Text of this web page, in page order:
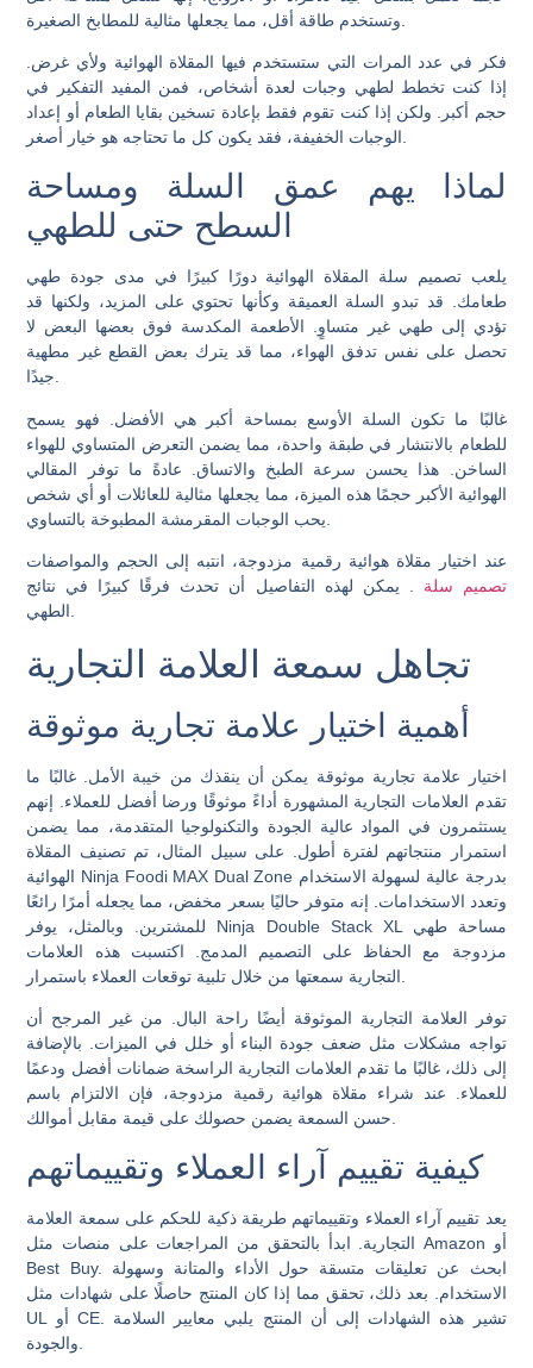
فكر في عدد المرات التي ستستخدم فيها المقلاة الهوائية ولأي غرض.
إذا كنت تخطط لطهي وجبات لعدة أشخاص، فمن المفيد التفكير في
حجم أكبر. ولكن إذا كنت تقوم فقط بإعادة تسخين بقايا الطعام أو إعداد
لماذا يهم عمق السلة ومساحة
السطح حتى للطهي
يلعب تصميم سلة المقلاة الهوائية دورًا كبيرًا في مدى جودة طهي
طعامك. قد تبدو السلة العميقة وكأنها تحتوي على المزيد، ولكنها قد
تؤدي إلى طهي غير متساوٍ. الأطعمة المكدسة فوق بعضها البعض لا
تحصل على نفس تدفق الهواء، مما قد يترك بعض القطع غير مطهية
جيدًا.
غالبًا ما تكون السلة الأوسع بمساحة أكبر هي الأفضل. فهو يسمح
للطعام بالانتشار في طبقة واحدة، مما يضمن التعرض المتساوي للهواء
الساخن. هذا يحسن سرعة الطبخ والاتساق. عادةً ما توفر المقالي
الهوائية الأكبر حجمًا هذه الميزة، مما يجعلها مثالية للعائلات أو أي شخص
عند اختيار مقلاة هوائية رقمية مزدوجة، انتبه إلى الحجم والمواصفات
تصميم سلة . يمكن لهذه التفاصيل أن تحدث فرقًا كبيرًا في نتائج
الطهي.
تجاهل سمعة العلامة التجارية
أهمية اختيار علامة تجارية موثوقة
اختيار علامة تجارية موثوقة يمكن أن ينقذك من خيبة الأمل. غالبًا ما
تقدم العلامات التجارية المشهورة أداءً موثوقًا ورضا أفضل للعملاء. إنهم
يستثمرون في المواد عالية الجودة والتكنولوجيا المتقدمة، مما يضمن
استمرار منتجاتهم لفترة أطول. على سبيل المثال، تم تصنيف المقلاة
الهوائية Ninja Foodi MAX Dual Zone بدرجة عالية لسهولة الاستخدام
وتعدد الاستخدامات. إنه متوفر حاليًا بسعر مخفض، مما يجعله أمرًا رائعًا
للمشترين. وبالمثل، يوفر Ninja Double Stack XL مساحة طهي
مزدوجة مع الحفاظ على التصميم المدمج. اكتسبت هذه العلامات
توفر العلامة التجارية الموثوقة أيضًا راحة البال. من غير المرجح أن
تواجه مشكلات مثل ضعف جودة البناء أو خلل في الميزات. بالإضافة
إلى ذلك، غالبًا ما تقدم العلامات التجارية الراسخة ضمانات أفضل ودعمًا
للعملاء. عند شراء مقلاة هوائية رقمية مزدوجة، فإن الالتزام باسم
كيفية تقييم آراء العملاء وتقييماتهم
يعد تقييم آراء العملاء وتقييماتهم طريقة ذكية للحكم على سمعة العلامة
التجارية. ابدأ بالتحقق من المراجعات على منصات مثل Amazon أو
Best Buy. ابحث عن تعليقات متسقة حول الأداء والمتانة وسهولة
الاستخدام. بعد ذلك، تحقق مما إذا كان المنتج حاصلًا على شهادات مثل
UL أو CE. تشير هذه الشهادات إلى أن المنتج يلبي معايير السلامة
والجودة.